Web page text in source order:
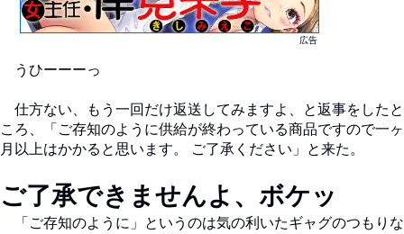
広告
うひーーーっ
仕方ない、もう一回だけ返送してみますよ、と返事をしたと
ころ、「ご存知のように供給が終わっている商品ですので一ヶ
月以上はかかると思います。 ご了承ください」と来た。
ご了承できませんよ、ボケッ
「ご存知のように」というのは気の利いたギャグのつもりな